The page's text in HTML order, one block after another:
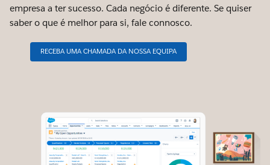
empresa a ter sucesso. Cada negócio é diferente. Se quiser
saber o que é melhor para si, fale connosco.
RECEBA UMA CHAMADA DA NOSSA EQUIPA